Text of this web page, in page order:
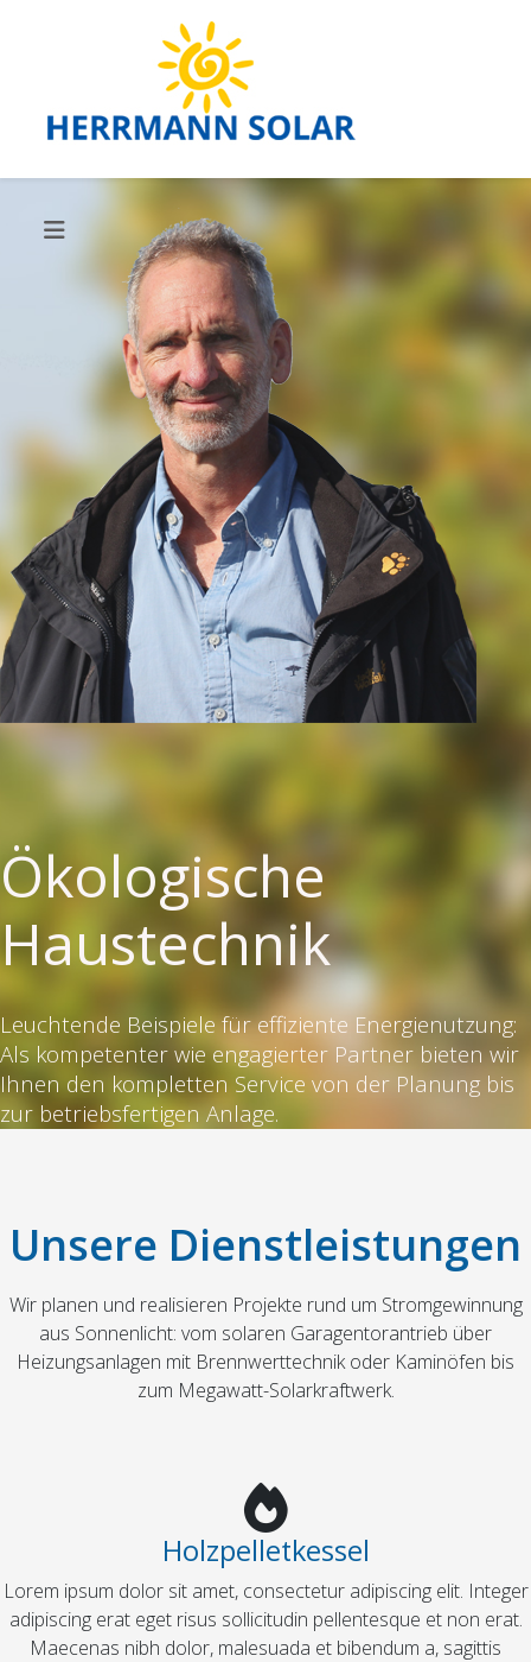
Ökologische
Haustechnik
Leuchtende Beispiele für effiziente Energienutzung:
Als kompetenter wie engagierter Partner bieten wir
Ihnen den kompletten Service von der Planung bis
zur betriebsfertigen Anlage.
Unsere Dienstleistungen
Wir planen und realisieren Projekte rund um Stromgewinnung
aus Sonnenlicht: vom solaren Garagentorantrieb über
Heizungsanlagen mit Brennwerttechnik oder Kaminöfen bis
zum Megawatt-Solarkraftwerk.
Holzpelletkessel
Lorem ipsum dolor sit amet, consectetur adipiscing elit. Integer
adipiscing erat eget risus sollicitudin pellentesque et non erat.
Maecenas nibh dolor, malesuada et bibendum a, sagittis